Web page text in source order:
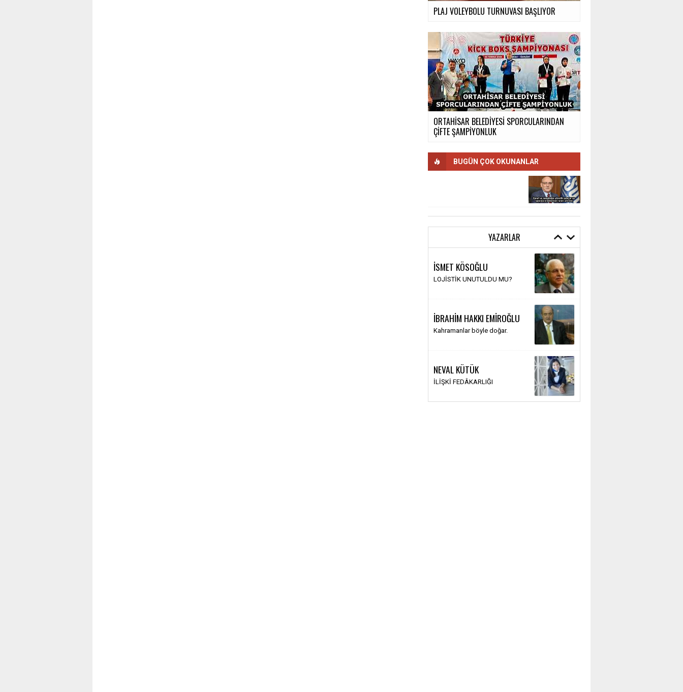
PLAJ VOLEYBOLU TURNUVASI BAŞLIYOR
ORTAHİSAR BELEDİYESİ SPORCULARINDAN
ÇİFTE ŞAMPİYONLUK
BUGÜN ÇOK OKUNANLAR
YAZARLAR
İSMET KÖSOĞLU
LOJİSTİK UNUTULDU MU?
İBRAHİM HAKKI EMİROĞLU
Kahramanlar böyle doğar.
NEVAL KÜTÜK
İLİŞKİ FEDÂKARLIĞI